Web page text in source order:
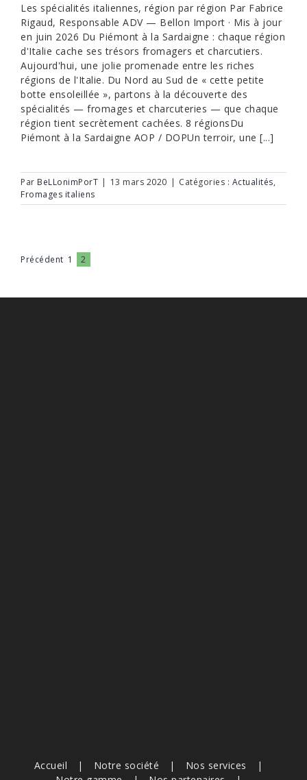
Les spécialités italiennes, région par région Par Fabrice
Rigaud, Responsable ADV — Bellon Import · Mis à jour
en juin 2026 Du Piémont à la Sardaigne : chaque région
d'Italie cache ses trésors fromagers et charcutiers.
Aujourd'hui, une jolie promenade entre les riches
régions de l'Italie. Du Nord au Sud de « cette petite
botte ensoleillée », partons à la découverte des
spécialités — fromages et charcuteries — que chaque
région tient secrètement cachées. 8 régionsDu
Piémont à la Sardaigne AOP / DOPUn terroir, une [...]
Par BeLLonimPorT | 13 mars 2020 | Catégories : Actualités,
Fromages italiens
Précédent 1 2
Accueil Notre société
Nos services